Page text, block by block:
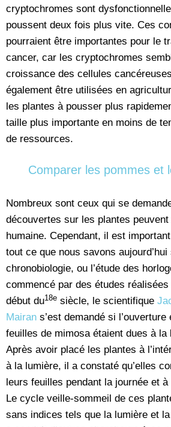
cryptochromes sont
poussent deux fois plus vite. Ces
pourraient être importantes pour le
cancer, car les cryptochromes
croissance des cellules
également être utilisées en
les plantes à pousser plus
taille plus importante en moins de
de ressources.
Comparer les pommes et
Nombreux sont ceux qui se
découvertes sur les plantes
humaine. Cependant, il est
tout ce que nous savons aujourd’hui
chronobiologie, ou l’étude des
commencé par des études
début du18e siècle, le scientifique
Mairan s’est demandé si
feuilles de mimosa étaient dues à la
Après avoir placé les plantes à
à la lumière, il a constaté qu’elles
leurs feuilles pendant la journée et
Le cycle veille-sommeil de ces
sans indices tels que la lumière et